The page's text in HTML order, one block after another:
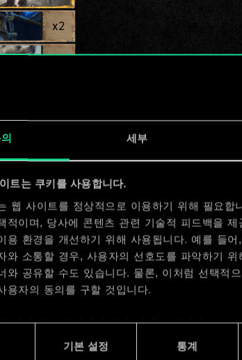
세부
트는 쿠키를 사용합니다.
웹 사이트를 정상적으로 이용하기 위해 필요합
적이며, 당사에 콘텐츠 관련 기술적 피드백을 제
용 환경을 개선하기 위해 사용됩니다. 예를 들어
와 소통할 경우, 사용자의 선호도를 파악하기 위
와 공유할 수도 있습니다. 물론, 이처럼 선택적
용자의 동의를 구할 것입니다.
관한 세부 사항이나 관련 설정은 아래의
습니다.
기본 설정 통계
x2
x2
x 2